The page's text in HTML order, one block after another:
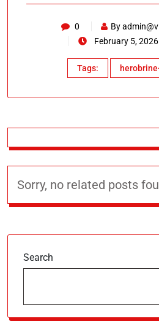
0 By
February 5,
Tags:
Sorry, no related posts
Search